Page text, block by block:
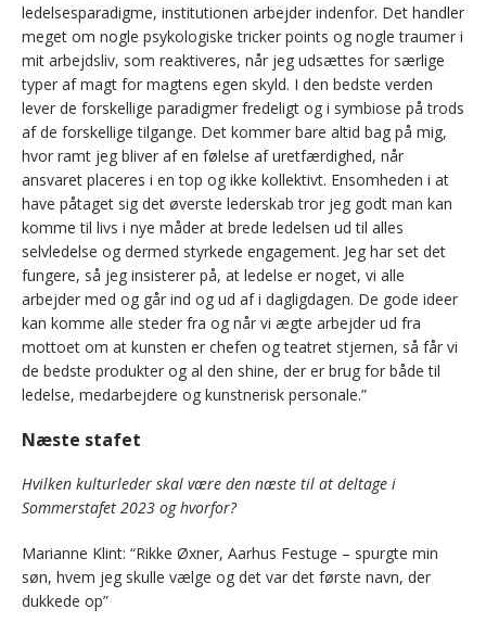
ledelsesparadigme, institutionen arbejder indenfor. Det handler
meget om nogle psykologiske tricker points og nogle traumer i
mit arbejdsliv, som reaktiveres, når jeg udsættes for særlige
typer af magt for magtens egen skyld. I den bedste verden
lever de forskellige paradigmer fredeligt og i symbiose på trods
af de forskellige tilgange. Det kommer bare altid bag på mig,
hvor ramt jeg bliver af en følelse af uretfærdighed, når
ansvaret placeres i en top og ikke kollektivt. Ensomheden i at
have påtaget sig det øverste lederskab tror jeg godt man kan
komme til livs i nye måder at brede ledelsen ud til alles
selvledelse og dermed styrkede engagement. Jeg har set det
fungere, så jeg insisterer på, at ledelse er noget, vi alle
arbejder med og går ind og ud af i dagligdagen. De gode ideer
kan komme alle steder fra og når vi ægte arbejder ud fra
mottoet om at kunsten er chefen og teatret stjernen, så får vi
de bedste produkter og al den shine, der er brug for både til
ledelse, medarbejdere og kunstnerisk personale.”
Næste stafet
Hvilken kulturleder skal være den næste til at deltage i
Sommerstafet 2023 og hvorfor?
Marianne Klint: “Rikke Øxner, Aarhus Festuge – spurgte min
søn, hvem jeg skulle vælge og det var det første navn, der
dukkede op”